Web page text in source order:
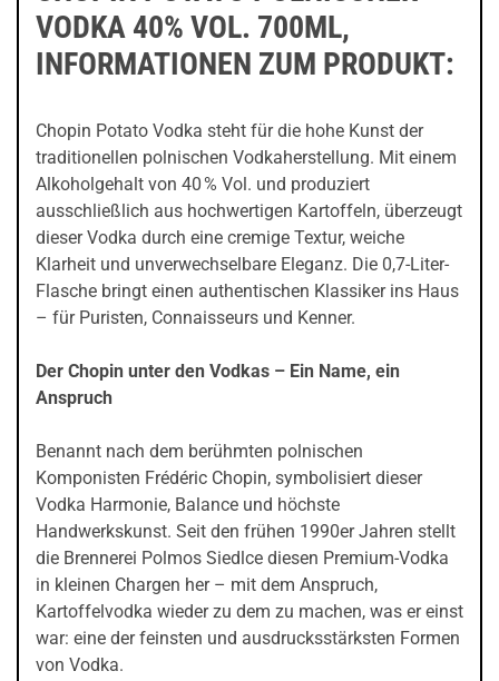
VODKA 40% VOL. 700ML,
INFORMATIONEN ZUM PRODUKT:
Chopin Potato Vodka steht für die hohe Kunst der
traditionellen polnischen Vodkaherstellung. Mit einem
Alkoholgehalt von 40 % Vol. und produziert
ausschließlich aus hochwertigen Kartoffeln, überzeugt
dieser Vodka durch eine cremige Textur, weiche
Klarheit und unverwechselbare Eleganz. Die 0,7-Liter-
Flasche bringt einen authentischen Klassiker ins Haus
– für Puristen, Connaisseurs und Kenner.
Der Chopin unter den Vodkas – Ein Name, ein
Anspruch
Benannt nach dem berühmten polnischen
Komponisten Frédéric Chopin, symbolisiert dieser
Vodka Harmonie, Balance und höchste
Handwerkskunst. Seit den frühen 1990er Jahren stellt
die Brennerei Polmos Siedlce diesen Premium-Vodka
in kleinen Chargen her – mit dem Anspruch,
Kartoffelvodka wieder zu dem zu machen, was er einst
war: eine der feinsten und ausdrucksstärksten Formen
von Vodka.